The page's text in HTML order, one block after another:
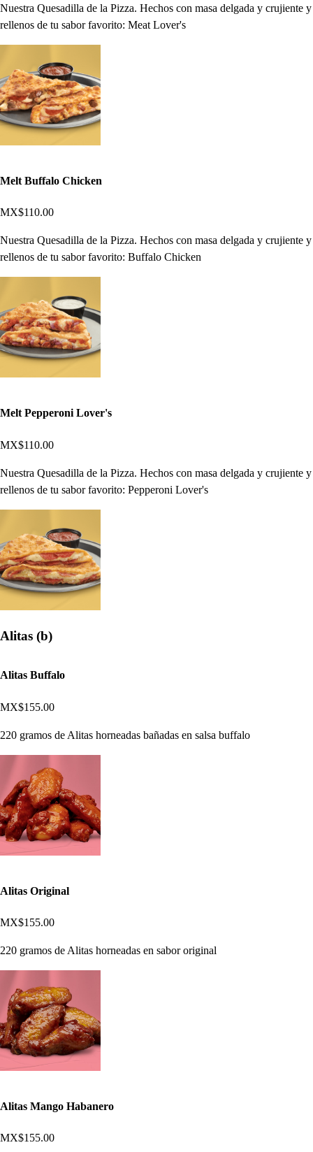
Nuestra Quesadilla de la Pizza. Hechos con masa delgada y crujiente y
rellenos de tu sabor favorito: Meat Lover's
Melt Buffalo Chicken
MX$110.00
Nuestra Quesadilla de la Pizza. Hechos con masa delgada y crujiente y
rellenos de tu sabor favorito: Buffalo Chicken
Melt Pepperoni Lover's
MX$110.00
Nuestra Quesadilla de la Pizza. Hechos con masa delgada y crujiente y
rellenos de tu sabor favorito: Pepperoni Lover's
Alitas (b)
Alitas Buffalo
MX$155.00
220 gramos de Alitas horneadas bañadas en salsa buffalo
Alitas Original
MX$155.00
220 gramos de Alitas horneadas en sabor original
Alitas Mango Habanero
MX$155.00